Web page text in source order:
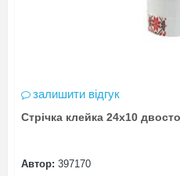
залишити відгук
Стрічка клейка 24х10
Автор: 397170